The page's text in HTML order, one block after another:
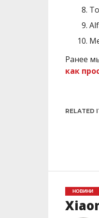
Ранее
как
RELATED
НОВИНИ